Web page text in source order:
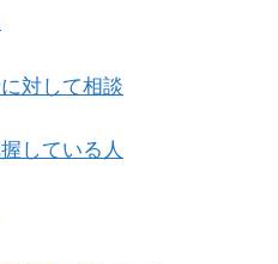
対して相談
している人